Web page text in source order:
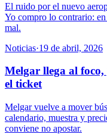
El ruido por el nuevo
Yo compro lo contrario: en
mal.
Noticias·19 de abril, 2026
Melgar llega al foco,
el ticket
Melgar vuelve a mover
calendario, muestra y
conviene no apostar.